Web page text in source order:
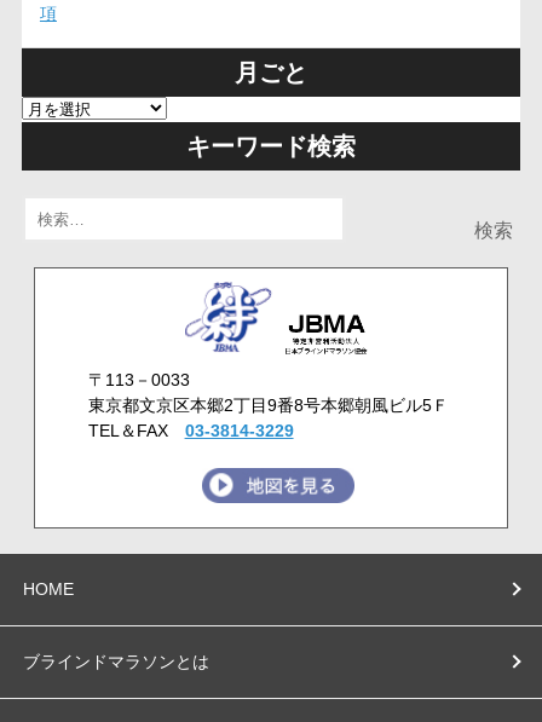
項
月ごと
キーワード検索
〒113－0033
東京都文京区本郷2丁目9番8号本郷朝風ビル5Ｆ
TEL＆FAX 03-3814-3229
HOME
ブラインドマラソンとは